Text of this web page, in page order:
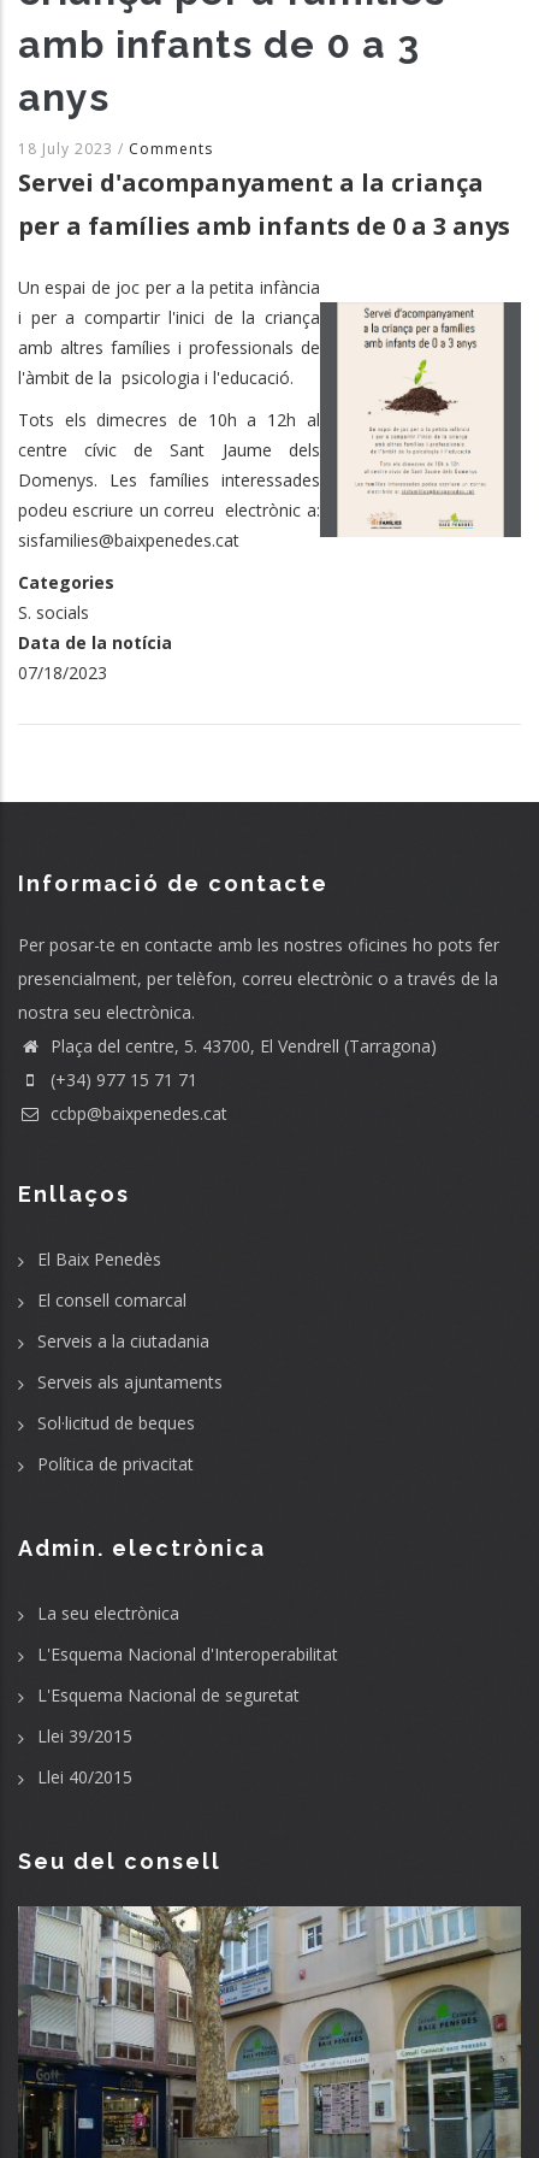
amb infants de 0 a 3
anys
18 July 2023 / Comments
Servei d'acompanyament a la criança
per a famílies amb infants de 0 a 3 anys
Un espai de joc per a la petita infància
i per a compartir l'inici de la criança
amb altres famílies i professionals de
l'àmbit de la psicologia i l'educació.
Tots els dimecres de 10h a 12h al
centre cívic de Sant Jaume dels
Domenys. Les famílies interessades
podeu escriure un correu electrònic a:
sisfamilies@baixpenedes.cat
Categories
S. socials
Data de la notícia
07/18/2023
Informació de contacte
Per posar-te en contacte amb les nostres oficines ho pots fer
presencialment, per telèfon, correu electrònic o a través de la
nostra seu electrònica.
Plaça del centre, 5. 43700, El Vendrell (Tarragona)
(+34) 977 15 71 71
ccbp@baixpenedes.cat
Enllaços
El Baix Penedès
El consell comarcal
Serveis a la ciutadania
Serveis als ajuntaments
Sol·licitud de beques
Política de privacitat
Admin. electrònica
La seu electrònica
L'Esquema Nacional d'Interoperabilitat
L'Esquema Nacional de seguretat
Llei 39/2015
Llei 40/2015
Seu del consell